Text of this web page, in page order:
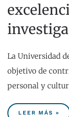
La Universidad
objetivo de
personal y
LEER MÁS »